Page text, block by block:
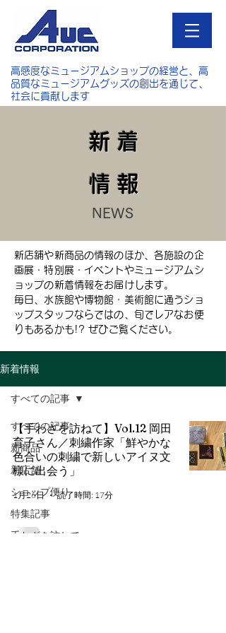
高感度なミュージアムショップの経営と、高
品質なミュージアムグッズの創出を通じて、
社会に貢献します
新 着
情 報
NEWS
新店舗や新商品の情報のほか、各施設の企
画展・特別展・イベントやミュージアムシ
ョップの新着情報をお届けします。
毎日、水族館や博物館・美術館に通うショ
ップスタッフならではの、旬でレアなお便
りもあるかも!? ぜひご覧ください。
新着情報
すべての記事
新商品
新店舗
ショップ便り
特集記事
手わざを訪ねて
すべての記事
【手わざを訪ねて】Vol.12 岡田
育子さん／刺繍作家「鮮やかな
色合いの刺繍で新しいアイヌ文
様に出会う」
1月26日 読了時間: 17分